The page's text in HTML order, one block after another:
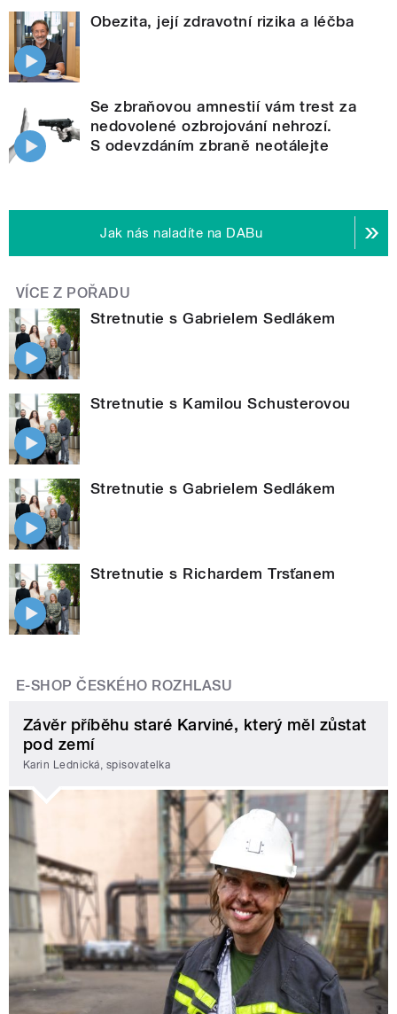
Obezita, její zdravotní rizika a léčba
Se zbraňovou amnestií vám trest za
nedovolené ozbrojování nehrozí.
S odevzdáním zbraně neotálejte
Jak nás naladíte na DABu
VÍCE Z POŘADU
Stretnutie s Gabrielem Sedlákem
Stretnutie s Kamilou Schusterovou
Stretnutie s Gabrielem Sedlákem
Stretnutie s Richardem Trsťanem
E-SHOP ČESKÉHO ROZHLASU
Závěr příběhu staré Karviné, který měl zůstat
pod zemí
Karin Lednická, spisovatelka